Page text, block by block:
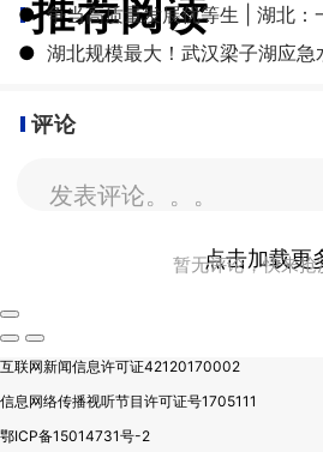
推荐阅读
●
● 湖北规模最大！武汉梁子湖应急
评论
发表评论。。。
暂无评论，快来抢
点击加载更
互联网新闻信息许可证42120170002
信息网络传播视听节目许可证号1705111
鄂ICP备15014731号-2